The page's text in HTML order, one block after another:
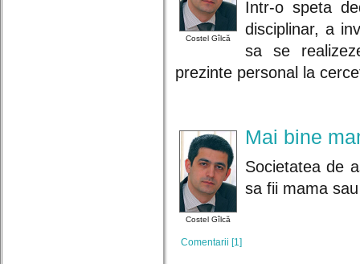
Costel Gîlcă
Intr-o speta
disciplinar, a
sa se
prezinte personal la
Costel Gîlcă
Mai bine
Societatea de
sa fii mama
Comentarii [1]